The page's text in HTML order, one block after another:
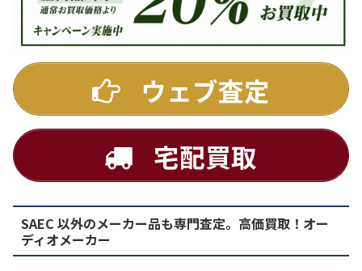
DENON
PMA-1500AE プリメインアンプ
買取価格：お問合せください
ウェブ査定
宅配買取
SAEC 以外のメーカー品も専門査定。高価買取！オー
ディオメーカー